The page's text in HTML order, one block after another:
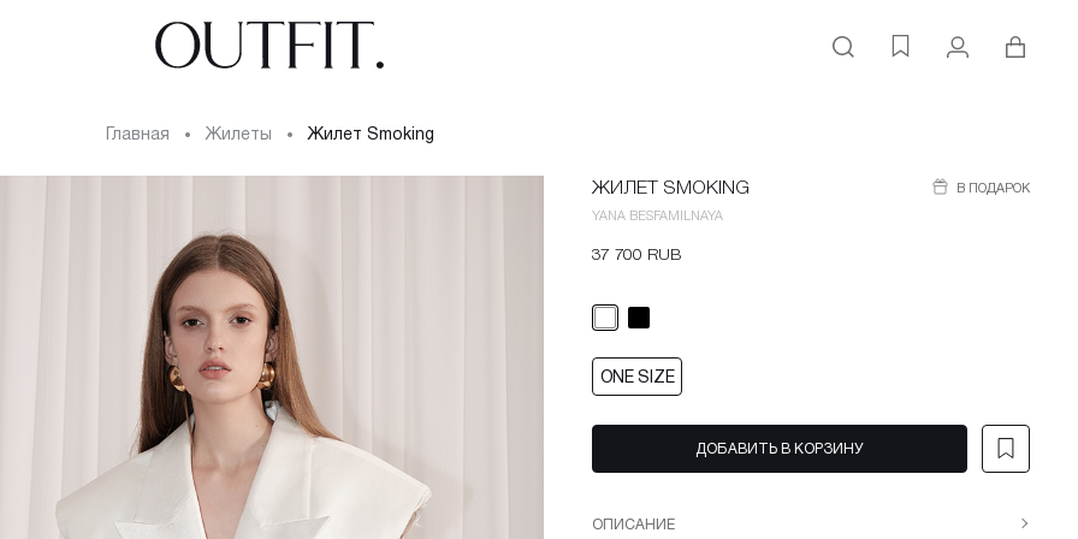
Поиск ИзбранноеЛичный кабинет
Корзина
Главная жилеты Жилет Smoking
ЖИЛЕТ SMOKING В ПОДАРОК
YANA BESFAMILNAYA
37 700 RUB
ONE SIZE
ДОБАВИТЬ В КОРЗИНУ
ОПИСАНИЕ